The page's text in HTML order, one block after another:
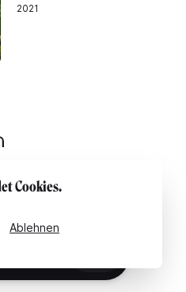
2021
uns
Cookies.
Ablehnen